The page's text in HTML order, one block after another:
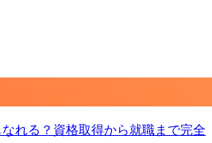
れる？資格取得から就職まで完全